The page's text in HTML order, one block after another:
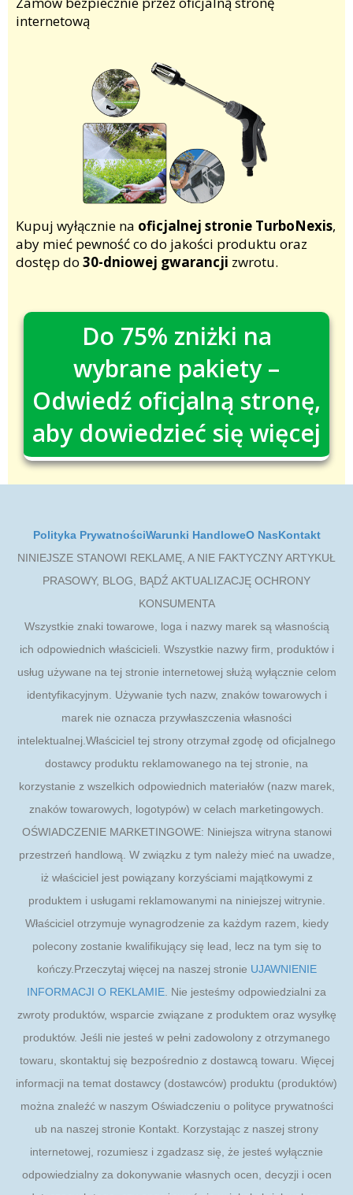
internetową
Kupuj wyłącznie na oficjalnej stronie TurboNexis,
aby mieć pewność co do jakości produktu oraz
dostęp do 30-dniowej gwarancji zwrotu.
Do 75% zniżki na
wybrane pakiety –
Odwiedź oficjalną stronę,
aby dowiedzieć się więcej
Polityka PrywatnościWarunki HandloweO NasKontakt
NINIEJSZE STANOWI REKLAMĘ, A NIE FAKTYCZNY ARTYKUŁ
PRASOWY, BLOG, BĄDŹ AKTUALIZACJĘ OCHRONY
KONSUMENTA
Wszystkie znaki towarowe, loga i nazwy marek są własnością
ich odpowiednich właścicieli. Wszystkie nazwy firm, produktów i
usług używane na tej stronie internetowej służą wyłącznie celom
identyfikacyjnym. Używanie tych nazw, znaków towarowych i
marek nie oznacza przywłaszczenia własności
intelektualnej.Właściciel tej strony otrzymał zgodę od oficjalnego
dostawcy produktu reklamowanego na tej stronie, na
korzystanie z wszelkich odpowiednich materiałów (nazw marek,
znaków towarowych, logotypów) w celach marketingowych.
OŚWIADCZENIE MARKETINGOWE: Niniejsza witryna stanowi
przestrzeń handlową. W związku z tym należy mieć na uwadze,
iż właściciel jest powiązany korzyściami majątkowymi z
produktem i usługami reklamowanymi na niniejszej witrynie.
Właściciel otrzymuje wynagrodzenie za każdym razem, kiedy
polecony zostanie kwalifikujący się lead, lecz na tym się to
kończy.Przeczytaj więcej na naszej stronie UJAWNIENIE
INFORMACJI O REKLAMIE . Nie jesteśmy odpowiedzialni za
zwroty produktów, wsparcie związane z produktem oraz wysyłkę
produktów. Jeśli nie jesteś w pełni zadowolony z otrzymanego
towaru, skontaktuj się bezpośrednio z dostawcą towaru. Więcej
informacji na temat dostawcy (dostawców) produktu (produktów)
można znaleźć w naszym Oświadczeniu o polityce prywatności
ub na naszej stronie Kontakt. Korzystając z naszej strony
internetowej, rozumiesz i zgadzasz się, że jesteś wyłącznie
odpowiedzialny za dokonywanie własnych ocen, decyzji i ocen